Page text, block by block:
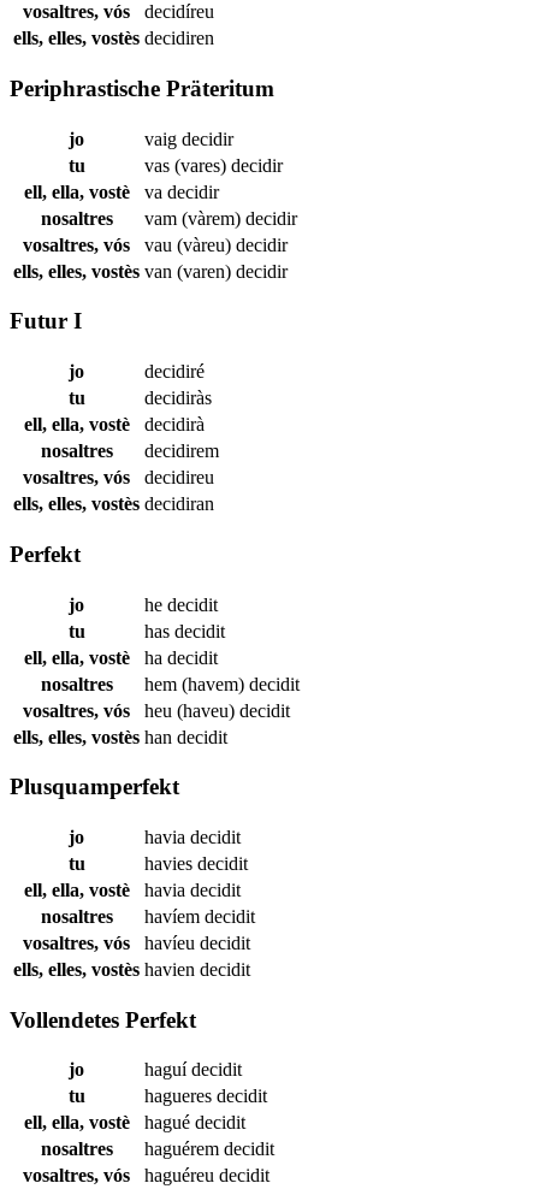
vosaltres, vós
decidíreu
ells, elles, vostès decidiren
Periphrastische Präteritum
jo vaig decidir
tu
vas (vares) decidir
ell, ella, vostè
va decidir
nosaltres
vam (vàrem) decidir
vosaltres, vós
vau (vàreu) decidir
ells, elles, vostès van (varen) decidir
Futur I
jo
decidiré
tu
decidiràs
ell, ella, vostè
decidirà
nosaltres
decidirem
vosaltres, vós
decidireu
ells, elles, vostès decidiran
Perfekt
jo he decidit
tu
has decidit
ell, ella, vostè
ha decidit
nosaltres
hem (havem) decidit
vosaltres, vós
heu (haveu) decidit
ells, elles, vostès han decidit
Plusquamperfekt
jo havia decidit
tu
havies decidit
ell, ella, vostè
havia decidit
nosaltres
havíem decidit
vosaltres, vós
havíeu decidit
ells, elles, vostès havien decidit
Vollendetes Perfekt
jo haguídecidit
tu
hagueres decidit
ell, ella, vostè
hagué decidit
nosaltres
haguérem decidit
vosaltres, vós
haguéreu decidit